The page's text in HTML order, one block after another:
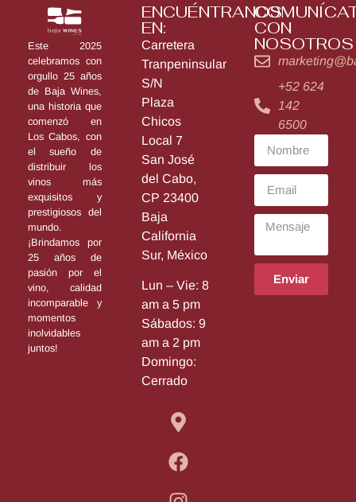
Este 2025
celebramos con
orgullo 25 años
de Baja Wines,
una historia que
comenzó en
Los Cabos, con
el sueño de
distribuir los
vinos más
exquisitos y
prestigiosos del
mundo.
¡Brindamos por
25 años de
pasión por el
vino, calidad
incomparable y
momentos
inolvidables
juntos!
ENCUÉNTRANOS
EN:
Carretera
Tranpeninsular
S/N
Plaza
Chicos
Local 7
San José
del Cabo,
CP 23400
Baja
California
Sur, México
Lun – Vie: 8
am a 5 pm
Sábados: 9
am a 2 pm
Domingo:
Cerrado
CON
NOSOTROS
+52 624
142
6500
Enviar